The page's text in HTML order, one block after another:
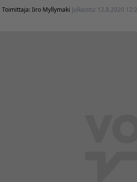
Toimittaja:Iiro Myllymaki Julkaistu: 12.8.2020